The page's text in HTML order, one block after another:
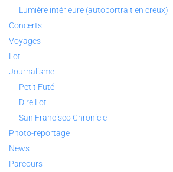
Lumière intérieure (autoportrait en creux)
Concerts
Voyages
Lot
Journalisme
Petit Futé
Dire Lot
San Francisco Chronicle
Photo-reportage
News
Parcours